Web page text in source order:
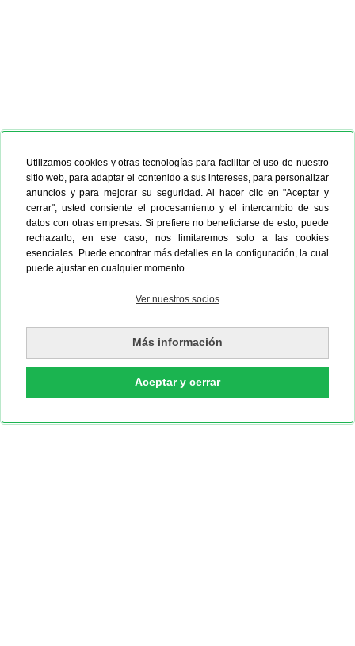
Utilizamos cookies y otras tecnologías para facilitar el uso de nuestro
sitio web, para adaptar el contenido a sus intereses, para personalizar
anuncios y para mejorar su seguridad. Al hacer clic en "Aceptar y
cerrar", usted consiente el procesamiento y el intercambio de sus
datos con otras empresas. Si prefiere no beneficiarse de esto, puede
rechazarlo; en ese caso, nos limitaremos solo a las cookies
esenciales. Puede encontrar más detalles en la configuración, la cual
puede ajustar en cualquier momento.
Ver nuestros socios
Más información
Aceptar y cerrar